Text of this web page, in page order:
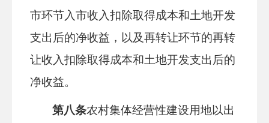
市环节入市收入扣除取得成本和土地开发
支出后的净收益，以及再转让环节的再转
让收入扣除取得成本和土地开发支出后的
净收益。
第八条农村集体经营性建设用地以出